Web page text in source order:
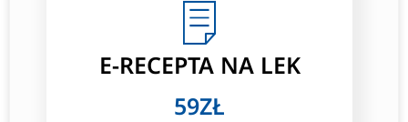
E-RECEPTA NA LEK
59ZŁ